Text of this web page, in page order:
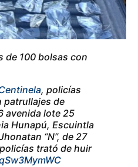
de 100 bolsas con
, policías
patrullajes de
avenida lote 25
Hunapú, Escuintla
“N”, de 27
trató de huir